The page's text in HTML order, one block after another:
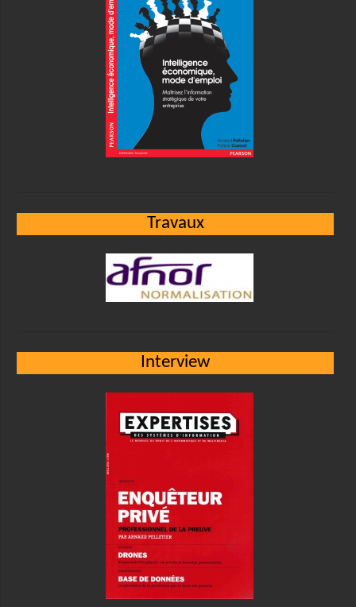
Travaux
Interview